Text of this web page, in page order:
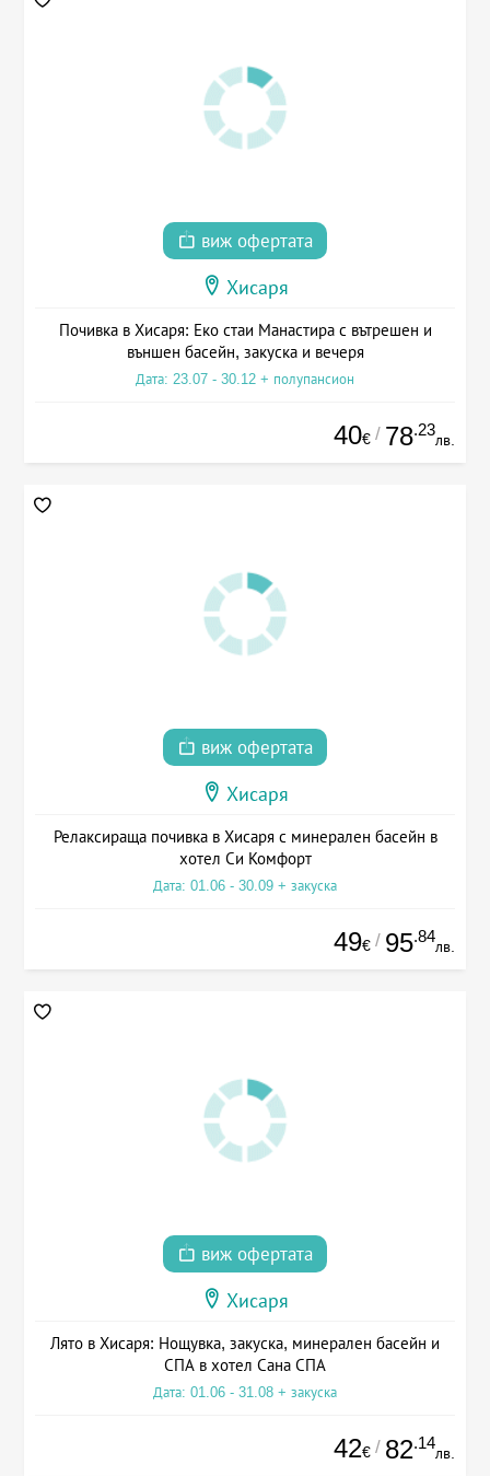
виж офертата
Хисаря
Почивка в Хисаря: Еко стаи Манастира с вътрешен и
външен басейн, закуска и вечеря
Дата: 23.07 - 30.12 + полупансион
40€ / 78.23
лв.
виж офертата
Хисаря
Релаксираща почивка в Хисаря с минерален басейн в
хотел Си Комфорт
Дата: 01.06 - 30.09 + закуска
49€ / 95.84
лв.
виж офертата
Хисаря
Лято в Хисаря: Нощувка, закуска, минерален басейн и
СПА в хотел Сана СПА
Дата: 01.06 - 31.08 + закуска
42€ / 82.14
лв.